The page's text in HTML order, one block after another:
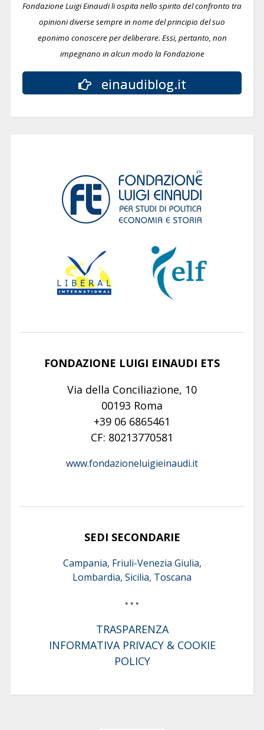
Fondazione Luigi Einaudi li ospita nello spirito del confronto tra
opinioni diverse sempre in nome del principio del suo
eponimo conoscere per deliberare. Essi, pertanto, non
impegnano in alcun modo la Fondazione
einaudiblog.it
FONDAZIONE LUIGI EINAUDI ETS
Via della Conciliazione, 10
00193 Roma
+39 06 6865461
CF: 80213770581
www.fondazioneluigieinaudi.it
SEDI SECONDARIE
Campania, Friuli-Venezia Giulia,
Lombardia, Sicilia, Toscana
* * *
TRASPARENZA
INFORMATIVA PRIVACY & COOKIE
POLICY